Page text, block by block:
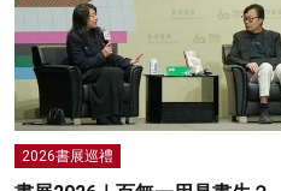
2026書展巡禮